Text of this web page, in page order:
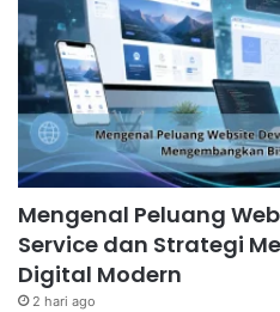
Mengenal Peluang
Service dan Strategi
Digital Modern
2 hari ago